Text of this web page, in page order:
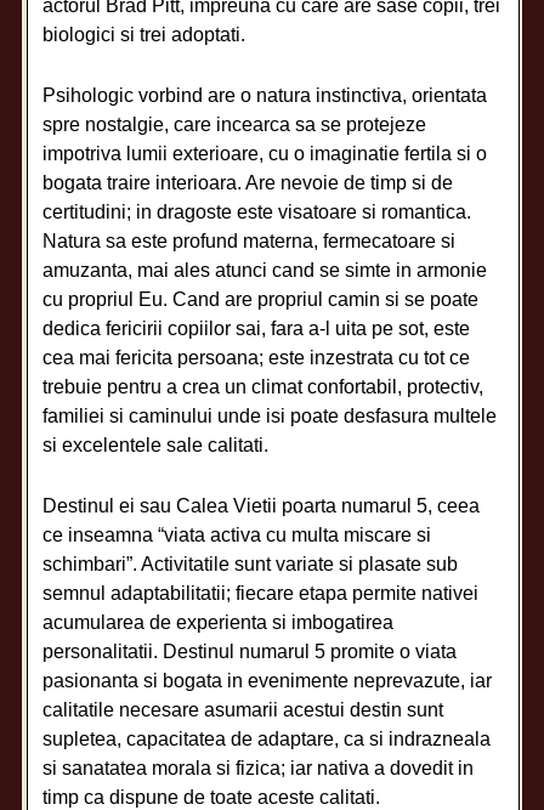
actorul Brad Pitt, impreuna cu care are sase copii, trei
biologici si trei adoptati.
Psihologic vorbind are o natura instinctiva, orientata
spre nostalgie, care incearca sa se protejeze
impotriva lumii exterioare, cu o imaginatie fertila si o
bogata traire interioara. Are nevoie de timp si de
certitudini; in dragoste este visatoare si romantica.
Natura sa este profund materna, fermecatoare si
amuzanta, mai ales atunci cand se simte in armonie
cu propriul Eu. Cand are propriul camin si se poate
dedica fericirii copiilor sai, fara a-l uita pe sot, este
cea mai fericita persoana; este inzestrata cu tot ce
trebuie pentru a crea un climat confortabil, protectiv,
familiei si caminului unde isi poate desfasura multele
si excelentele sale calitati.
Destinul ei sau Calea Vietii poarta numarul 5, ceea
ce inseamna “viata activa cu multa miscare si
schimbari”. Activitatile sunt variate si plasate sub
semnul adaptabilitatii; fiecare etapa permite nativei
acumularea de experienta si imbogatirea
personalitatii. Destinul numarul 5 promite o viata
pasionanta si bogata in evenimente neprevazute, iar
calitatile necesare asumarii acestui destin sunt
supletea, capacitatea de adaptare, ca si indrazneala
si sanatatea morala si fizica; iar nativa a dovedit in
timp ca dispune de toate aceste calitati.